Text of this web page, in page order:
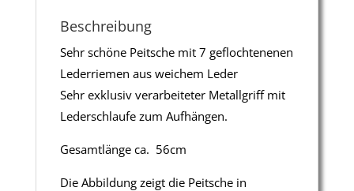
Beschreibung
Sehr schöne Peitsche mit 7 geflochtenenen
Lederriemen aus weichem Leder
Sehr exklusiv verarbeiteter Metallgriff mit
Lederschlaufe zum Aufhängen.
Gesamtlänge ca. 56cm
Die Abbildung zeigt die Peitsche in